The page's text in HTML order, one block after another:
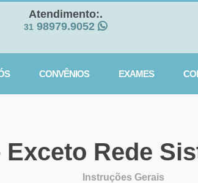
Atendimento:.
3198979.9052
CONVÊNIOS EXAMES
Rede
Instruções Gerais